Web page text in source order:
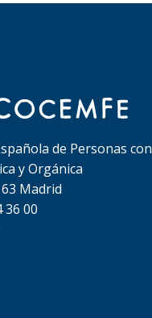
de Personas con
y Orgánica
Madrid
36 00